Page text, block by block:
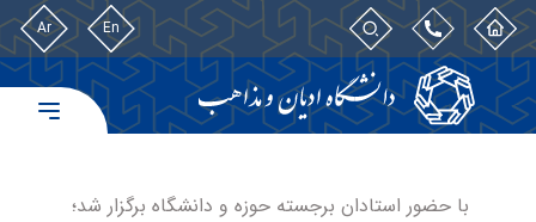
En
Ar
با حضور استادان برجسته حوزه و دانشگاه برگزار شد؛